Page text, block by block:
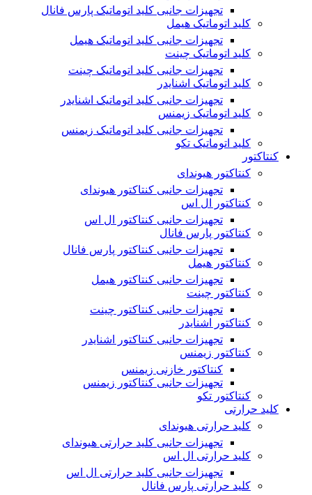
تجهیزات جانبی کلید اتوماتیک پارس فانال
کلید اتوماتیک هیمل
تجهیزات جانبی کلید اتوماتیک هیمل
کلید اتوماتیک چینت
تجهیزات جانبی کلید اتوماتیک چینت
کلید اتوماتیک اشنایدر
تجهیزات جانبی کلید اتوماتیک اشنایدر
کلید اتوماتیک زیمنس
تجهیزات جانبی کلید اتوماتیک زیمنس
کلید اتوماتیک تکو
کنتاکتور
کنتاکتور هیوندای
تجهیزات جانبی کنتاکتور هیوندای
کنتاکتور ال اس
تجهیزات جانبی کنتاکتور ال اس
کنتاکتور پارس فانال
تجهیزات جانبی کنتاکتور پارس فانال
کنتاکتور هیمل
تجهیزات جانبی کنتاکتور هیمل
کنتاکتور چینت
تجهیزات جانبی کنتاکتور چینت
کنتاکتور اشنایدر
تجهیزات جانبی کنتاکتور اشنایدر
کنتاکتور زیمنس
کنتاکتور خازنی زیمنس
تجهیزات جانبی کنتاکتور زیمنس
کنتاکتور تکو
کلید حرارتی
کلید حرارتی هیوندای
تجهیزات جانبی کلید حرارتی هیوندای
کلید حرارتی ال اس
تجهیزات جانبی کلید حرارتی ال اس
کلید حرارتی پارس فانال